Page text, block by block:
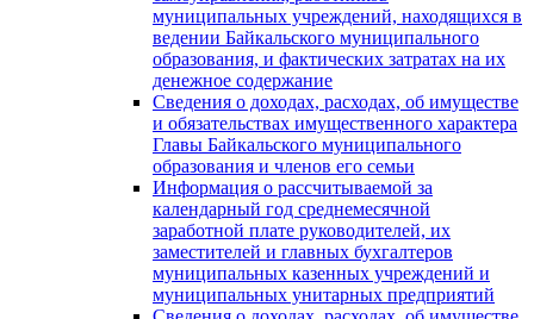
муниципальных учреждений, находящихся в
ведении Байкальского муниципального
образования, и фактических затратах на их
денежное содержание
Сведения о доходах, расходах, об имуществе
и обязательствах имущественного характера
Главы Байкальского муниципального
образования и членов его семьи
Информация о рассчитываемой за
календарный год среднемесячной
заработной плате руководителей, их
заместителей и главных бухгалтеров
муниципальных казенных учреждений и
муниципальных унитарных предприятий